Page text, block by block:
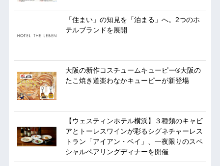
「住まい」の知見を「泊まる」へ。2つのホ
テルブランドを展開
大阪の新作コスチュームキューピー®︎大阪の
たこ焼き道楽わなかキューピーが新登場
【ウェスティンホテル横浜】３種類のキャビ
アとトーレスワインが彩るシグネチャーレス
トラン「アイアン・ベイ」、一夜限りのスペ
シャルペアリングディナーを開催